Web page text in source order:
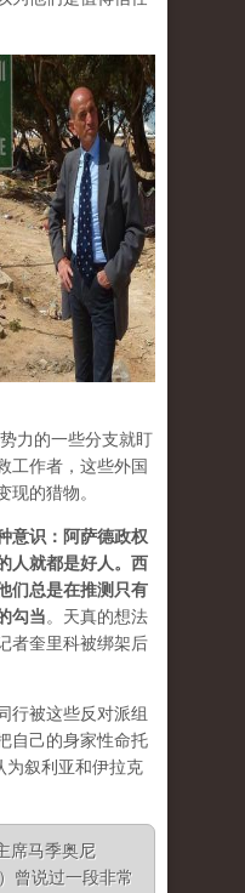
力的一些分支就盯
工作者，这些外国
现的猎物。
意识：阿萨德政权
人就都是好人。西
们总是在推测只有
勾当。 天真的想法
者奎里科被绑架后
行被这些反对派组
自己的身家性命托
为叙利亚和伊拉克
席马季奥尼
）曾说过一段非常